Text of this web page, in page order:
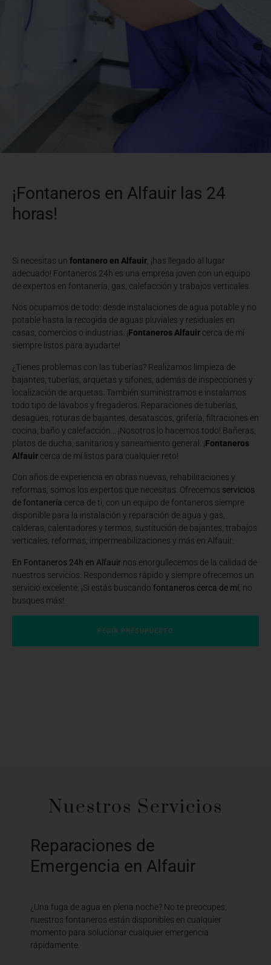
¡Fontaneros en Alfauir las 24
horas!
Si necesitas un fontanero en Alfauir , ¡has llegado al lugar
adecuado! Fontaneros 24h es una empresa joven con un equipo
de expertos en fontanería, gas, calefacción y trabajos verticales.
Nos ocupamos de todo: desde instalaciones de agua potable y no
potable hasta la recogida de aguas pluviales y residuales en
casas, comercios o industrias. ¡Fontaneros Alfauir cerca de mí
siempre listos para ayudarte!
¿Tienes problemas con las tuberías? Realizamos limpieza de
bajantes, tuberías, arquetas y sifones, además de inspecciones y
localización de arquetas. También suministramos e instalamos
todo tipo de lavabos y fregaderos. Reparaciones de tuberías,
desagües, roturas de bajantes, desatascos, grifería, filtraciones en
cocina, baño y calefacción… ¡Nosotros lo hacemos todo! Bañeras,
platos de ducha, sanitarios y saneamiento general. ¡Fontaneros
Alfauir cerca de mí listos para cualquier reto!
Con años de experiencia en obras nuevas, rehabilitaciones y
reformas, somos los expertos que necesitas. Ofrecemos servicios
de fontanería cerca de ti, con un equipo de fontaneros siempre
disponible para la instalación y reparación de agua y gas,
calderas, calentadores y termos, sustitución de bajantes, trabajos
verticales, reformas, impermeabilizaciones y más en Alfauir.
En Fontaneros 24h en Alfauir nos enorgullecemos de la calidad de
nuestros servicios. Respondemos rápido y siempre ofrecemos un
servicio excelente. ¡Si estás buscando fontaneros cerca de mí , no
busques más!
PEDIR PRESUPUESTO
Nuestros Servicios
Reparaciones de
Emergencia en Alfauir
¿Una fuga de agua en plena noche? No te preocupes,
nuestros fontaneros están disponibles en cualquier
momento para solucionar cualquier emergencia
rápidamente.